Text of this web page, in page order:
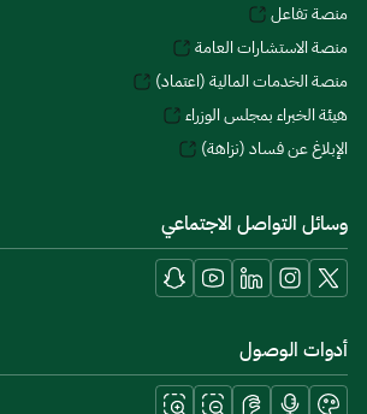
منصة تفاعل
منصة الاستشارات العامة
منصة الخدمات المالية (اعتماد)
هيئة الخبراء بمجلس الوزراء
الإبلاغ عن فساد (نزاهة)
وسائل التواصل الاجتماعي
أدوات الوصول